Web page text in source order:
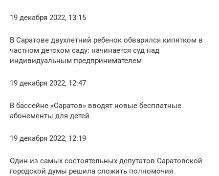
19 декабря 2022, 13:15
В Саратове двухлетний ребенок обварился кипятком в
частном детском саду: начинается суд над
индивидуальным предпринимателем
19 декабря 2022, 12:47
В бассейне «Саратов» вводят новые бесплатные
абонементы для детей
19 декабря 2022, 12:19
Один из самых состоятельных депутатов Саратовской
городской думы решила сложить полномочия